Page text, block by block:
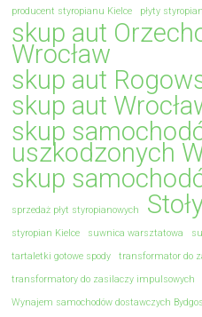
producent styropianu Kielce
płyty
skup aut
Wrocław
skup aut
skup aut
skup
uszkodzonych
skup
sprzedaż płyt styropianowych
styropian Kielce suwnica warsztatowa
tartaletki gotowe spody
transformator do
transformatory do zasilaczy impulsowych
Wynajem samochodów dostawczych